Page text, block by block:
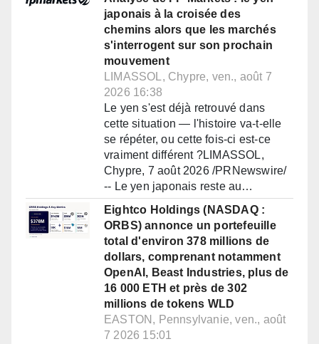
japonais à la croisée des
chemins alors que les marchés
s'interrogent sur son prochain
mouvement
LIMASSOL, Chypre, ven., août 7
2026 16:38
Le yen s'est déjà retrouvé dans
cette situation — l'histoire va-t-elle
se répéter, ou cette fois-ci est-ce
vraiment différent ?LIMASSOL,
Chypre, 7 août 2026 /PRNewswire/
-- Le yen japonais reste au…
Eightco Holdings (NASDAQ :
ORBS) annonce un portefeuille
total d'environ 378 millions de
dollars, comprenant notamment
OpenAI, Beast Industries, plus de
16 000 ETH et près de 302
millions de tokens WLD
EASTON, Pennsylvanie, ven., août
7 2026 15:01